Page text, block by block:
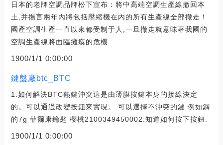
日本的老牌空調品牌松下宣布：將中高端空調生產線撤回本
土,并揚言兩年內將包括壓縮機在內的所有生產線全部撤走！
國產空調生產一直以來都受制于人,一旦撤走就意味著我國的
空調生產線將面臨癱瘓的危機.
1900/1/1 0:00:00
鍵盤廠btc_BTC
1.如何解決BTC熱鍵沖突這是由薄膜按鍵本身的接線決定
的。可以通過改變按鈕來實現。 可以選擇不沖突的鍵 例如鋼
的7g 菲爾康鑰匙 櫻桃2100349450002.知道如何按下按鈕.
1900/1/1 0:00:00